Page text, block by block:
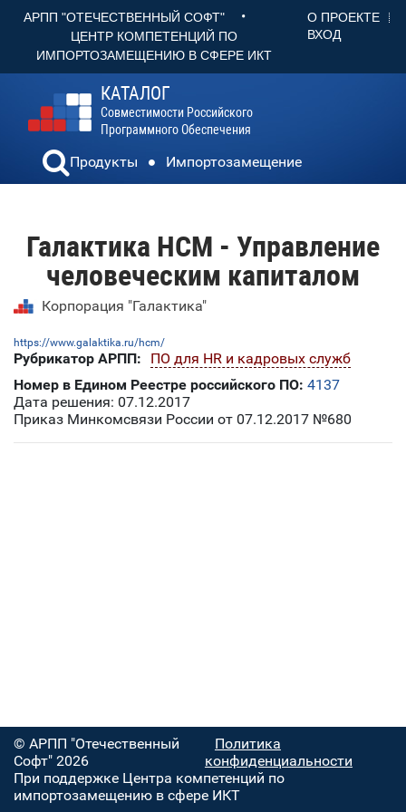
АРПП "ОТЕЧЕСТВЕННЫЙ СОФТ" •
ЦЕНТР КОМПЕТЕНЦИЙ ПО
ИМПОРТОЗАМЕЩЕНИЮ В СФЕРЕ ИКТ
О ПРОЕКТЕ
ВХОД
КАТАЛОГ
Совместимости Российского
Программного Обеспечения
Продукты Импортозамещение
Галактика HCM - Управление
человеческим капиталом
Корпорация "Галактика"
https://www.galaktika.ru/hcm/
Рубрикатор АРПП:
ПО для HR и кадровых служб
Номер в Едином Реестре российского ПО: 4137
Дата решения: 07.12.2017
Приказ Минкомсвязи России от 07.12.2017 №680
© АРПП "Отечественный
Софт" 2026
Политика
конфиденциальности
При поддержке Центра компетенций по
импортозамещению в сфере ИКТ